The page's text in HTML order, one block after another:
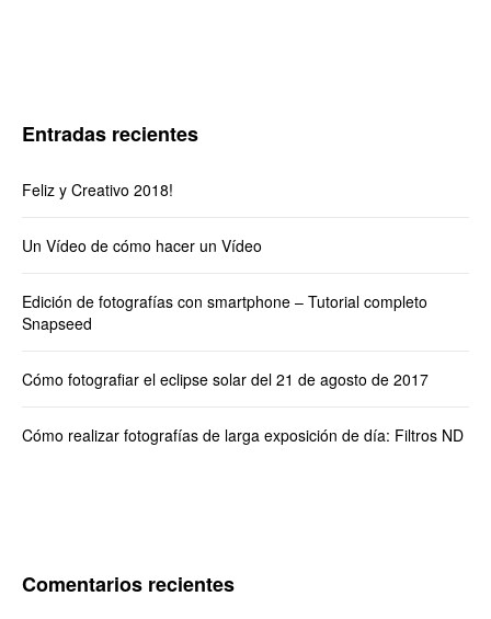
Entradas recientes
Feliz y Creativo 2018!
Un Vídeo de cómo hacer un Vídeo
Edición de fotografías con smartphone – Tutorial completo
Snapseed
Cómo fotografiar el eclipse solar del 21 de agosto de 2017
Cómo realizar fotografías de larga exposición de día: Filtros ND
Comentarios recientes